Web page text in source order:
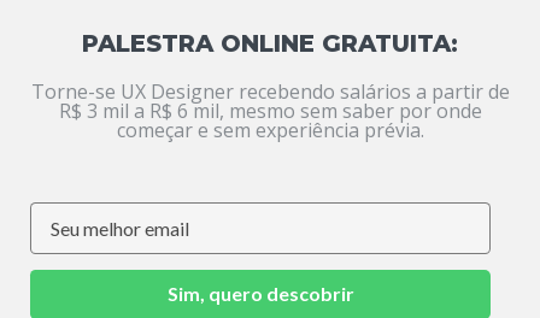
PALESTRA ONLINE GRATUITA:
Torne-se UX Designer recebendo salários a partir de
R$ 3 mil a R$ 6 mil, mesmo sem saber por onde
começar e sem experiência prévia.
Sim, quero descobrir